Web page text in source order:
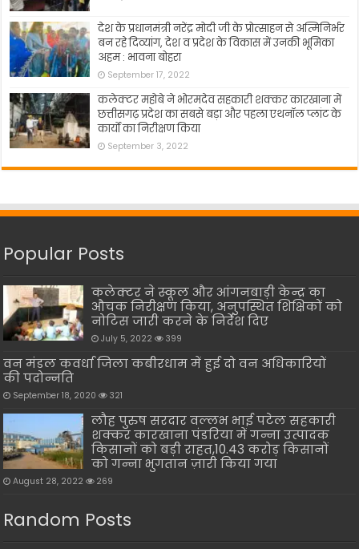
देश के प्रधानमंत्री नरेंद्र मोदी जी के प्रोत्साहन से अत्मिनिर्भर
बन रहे दिव्यांग, देश व प्रदेश के विकास में उनकी भूमिका
अहम : भावना बोहरा
September 17, 2022
कलेक्टर महोबे ने भोरमदेव सहकारी शक्कर कारखाना में
छत्तीसगढ़ प्रदेश का सबसे बड़ा और पहला एथनॉल प्लांट के
कार्यो का निरीक्षण किया
September 3, 2022
Popular Posts
कलेक्टर ने स्कूल और आंगनबाड़ी केन्द्र का
औचक निरीक्षण किया, अनुपस्थित शिक्षिकों को
नोटिस जारी करने के निर्देश दिए
July 5, 2022 399
वन मंडल कवर्धा जिला कबीरधाम में हुई दो वन अधिकारियों
की पदोन्नति
September 18, 2020 321
लौह पुरुष सरदार वल्लभ भाई पटेल सहकारी
शक्कर कारखाना पंडरिया में गन्ना उत्पादक
किसानों को बड़ी राहत,10.43 करोड़ किसानों
को गन्ना भुगतान ज़ारी किया गया
August 28, 2022 269
Random Posts